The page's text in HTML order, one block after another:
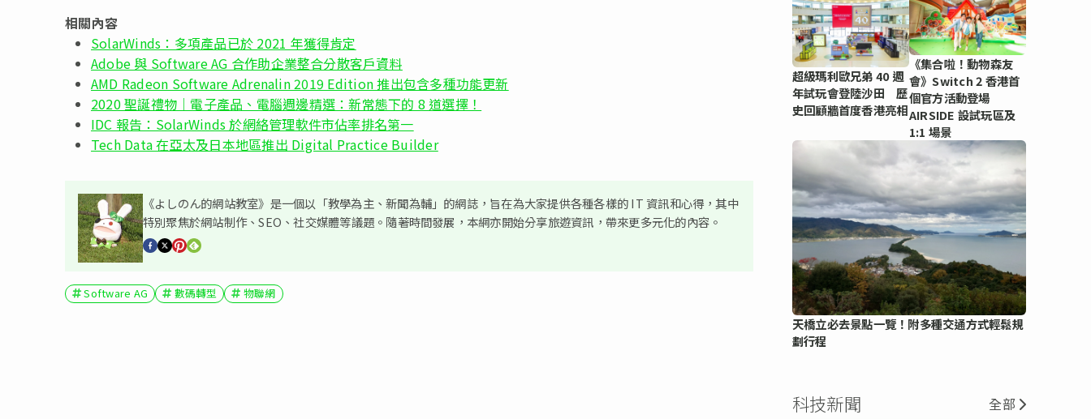
相關內容
SolarWinds：多項產品已於 2021 年獲得肯定
Adobe 與 Software AG 合作助企業整合分散客戶資料
AMD Radeon Software Adrenalin 2019 Edition 推出包含多種功能更新
2020 聖誕禮物｜電子產品、電腦週邊精選：新常態下的 8 道選擇！
IDC 報告：SolarWinds 於網絡管理軟件市佔率排名第一
Tech Data 在亞太及日本地區推出 Digital Practice Builder
《よしのん的網站教室》是一個以「教學為主、新聞為輔」的網誌，旨在為大家提供各種各樣的 IT 資訊和心得，其中
特別聚焦於網站制作、SEO、社交媒體等議題。隨著時間發展，本網亦開始分享旅遊資訊，帶來更多元化的內容。
Software AG 數碼轉型 物聯網
超級瑪利歐兄弟 40 週
年試玩會登陸沙田 歷
史回顧牆首度香港亮相
《集合啦！動物森友
會》Switch 2 香港首
個官方活動登場
AIRSIDE 設試玩區及
1:1 場景
天橋立必去景點一覽！附多種交通方式輕鬆規
劃行程
科技新聞 全部